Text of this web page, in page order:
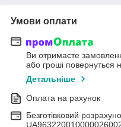
Умови оплати
Ви отримаєте
або гроші повернуться
Детальніше
Оплата на рахунок
Безготівковий